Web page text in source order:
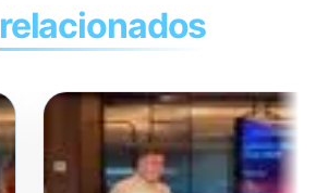
relacionados